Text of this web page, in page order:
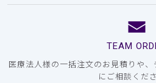
TEAM
医療法人様の一括注文のお見積りや
にご相談くださ